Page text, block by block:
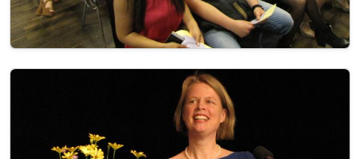
Image